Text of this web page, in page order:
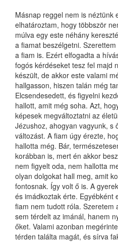
Másnap reggel nem is néztünk
elhatároztam, hogy többször
múlva egy este néhány
a fiamat beszélgetni.
a fiam is. Ezért elfogadta a
fogós kérdéseket tesz fel majd
készült, de akkor este valami
hallgasson, hiszen talán még
Elcsendesedett, és figyelni
hallott, amit még soha. Azt,
képesek megváltoztatni az
Jézushoz, ahogyan vagyunk, s
változást. A fiam úgy érezte,
hallotta még. Bár,
korábban is, mert én akkor
nem figyelt oda, nem hallotta
olyan dolgokat hall meg, amit
fontosnak. Így volt ő is. A
és imádkoztak érte. Egyébként
fiam nem tudott róla. Szeretem
sem térdelt az imánál, hanem
őket. Valami azonban
térden találta magát, és sírva